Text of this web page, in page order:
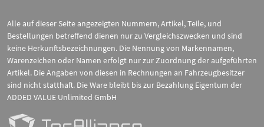
Alle auf dieser Seite angezeigten Nummern, Artikel, Teile, und
Bestellungen betreffend dienen nur zu Vergleichszwecken und sind
keine Herkunftsbezeichnungen. Die Nennung von Markennamen,
Warenzeichen oder Namen erfolgt nur zur Zuordnung der aufgeführten
Artikel. Die Angaben von diesen in Rechnungen an Fahrzeugbesitzer
sind nicht statthaft. Die Ware bleibt bis zur Bezahlung Eigentum der
ADDED VALUE Unlimited GmbH